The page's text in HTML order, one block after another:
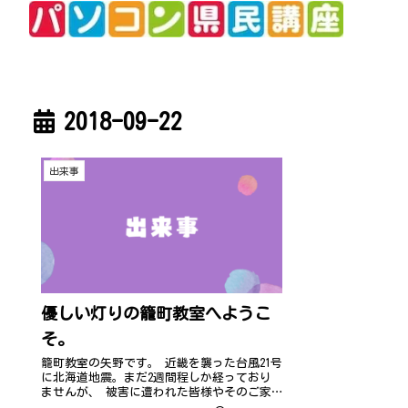
2018-09-22
出来事
優しい灯りの籠町教室へようこ
そ。
籠町教室の矢野です。 近畿を襲った台風21号
に北海道地震。まだ2週間程しか経っており
ませんが、 被害に遭われた皆様やそのご家